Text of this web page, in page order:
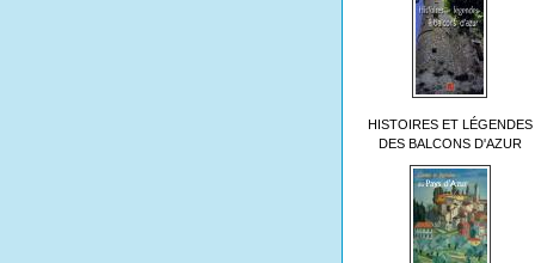
HISTOIRES ET LÉGENDES
DES BALCONS D'AZUR